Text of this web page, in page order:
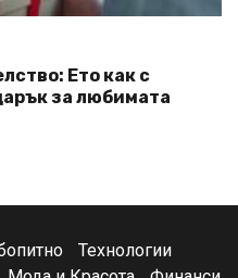
Ето как с
за любимата
Технологии